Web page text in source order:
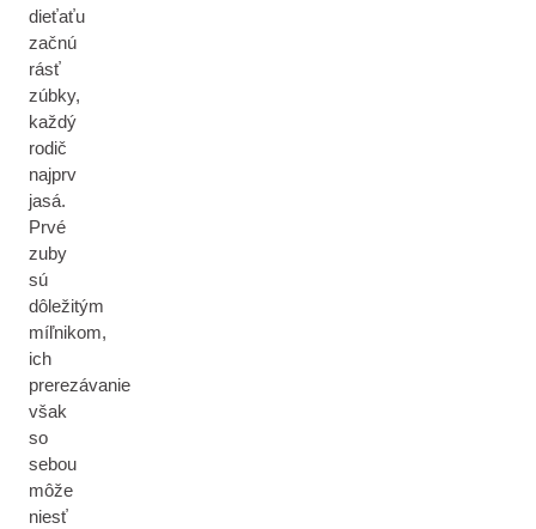
dieťaťu
začnú
rásť
zúbky,
každý
rodič
najprv
jasá.
Prvé
zuby
sú
dôležitým
míľnikom,
ich
prerezávanie
však
so
sebou
môže
niesť